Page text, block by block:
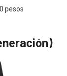
pesos